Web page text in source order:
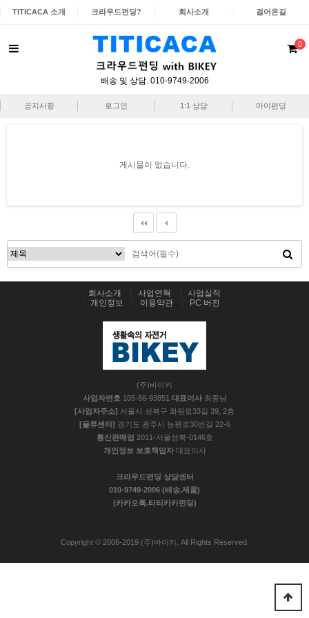
TITICACA 소개 크라우드펀딩? 회사소개 걸어온길
배송 및 상담. 010-9749-2006
0
공지사항 로그인 1:1 상담 마이펀딩
게시물이 없습니다.
회사소개 사업연혁
사업실적
개인정보
이용약관 PC 버전
(주)바이키
사업자번호 105-86-93851 대표이사최종남
[사업자주소] 서울시 성북구 화랑로33길 39, 2층
[물류센터] 경기도 광주시 능평로30번길 22-6
통신판매업 2011-서울성북-0146호
개인정보 보호책임자대표이사
크라우드펀딩 상담센터
010-9749-2006 (배송,제품)
(카카오톡.티티카카펀딩)
Copyright © 2006-2019 (주)바이키. All Rights Reserved.